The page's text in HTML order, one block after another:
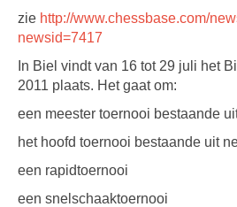
zie http://www.chessbase.com/
newsid=7417
In Biel vindt van 16 tot 29 juli het
2011 plaats. Het gaat om:
een meester toernooi bestaande
het hoofd toernooi bestaande uit
een rapidtoernooi
een snelschaaktoernooi